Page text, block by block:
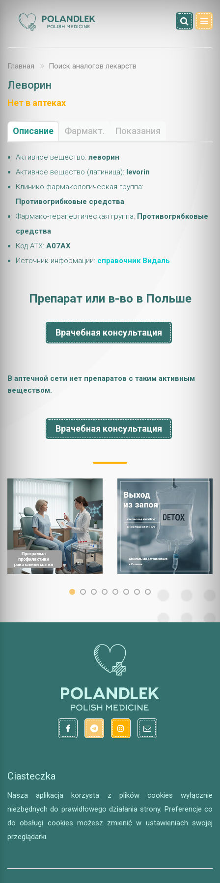
Главная Поиск аналогов лекарств
Леворин
Нет в аптеках
Описание Фармакт. Показания
Активное вещество: леворин
Активное вещество (латиница): levorin
Клинико-фармакологическая группа:
Противогрибковые средства
Фармако-терапевтическая группа: Противогрибковые
средства
Код АТХ: A07AX
Источник информации: справочник Видаль
Препарат или в-во в Польше
Врачебная консультация
В аптечной сети нет препаратов с таким активным
веществом.
Врачебная консультация
Ciasteczka
Nasza aplikacja korzysta z plików cookies wyłącznie
niezbędnych do prawidłowego działania strony. Preferencje co
do obsługi cookies możesz zmienić w ustawieniach swojej
przeglądarki.